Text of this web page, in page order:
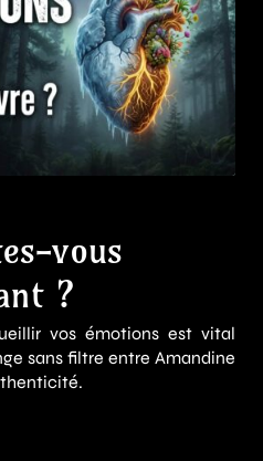
vous
?
vos émotions est vital
sans filtre entre Amandine